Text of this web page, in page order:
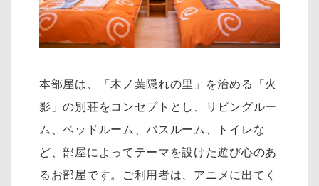
本部屋は、「木ノ葉隠れの里」を治める「火
影」の別荘をコンセプトとし、リ ビングルー
ム、ベッドルーム、バスルーム、トイレな
ど、部屋によってテーマを設けた遊び心のあ
るお部屋です。
ご利用者は、アニメに出てく